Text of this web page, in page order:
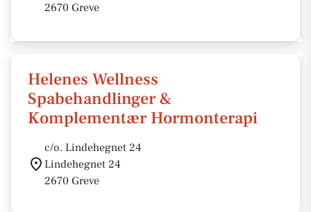
2670 Greve
Helenes Wellness
Spabehandlinger &
Komplementær Hormonterapi
c/o. Lindehegnet 24
Lindehegnet 24
2670 Greve